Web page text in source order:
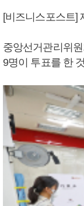
[비즈니스포스트]
중앙선거관리위
9명이 투표를 한